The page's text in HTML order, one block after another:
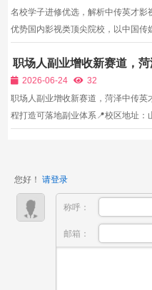
同样的...
名校学子进修优选，解析中传英才影
优势国内影视类顶尖院校，以中国传
视人才。但校园教育侧重理论体系搭
与艺术思维培养，受限于实训场地、
实剧组...
职场人副业增收新赛道，
视频全流程课程打造可落地
2026-06-24
32
职场人副业增收新赛道，菏泽中传英
程打造可落地副业体系📍校区地址：
您好！ 请登录
称呼：
邮箱：